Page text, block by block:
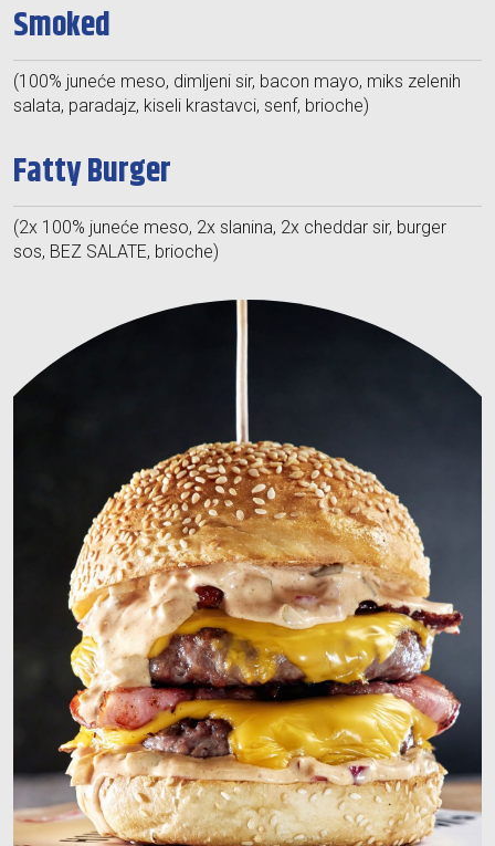
Smoked
(100% juneće meso, dimljeni sir, bacon mayo, miks zelenih
salata, paradajz, kiseli krastavci, senf, brioche)
Fatty Burger
(2x 100% juneće meso, 2x slanina, 2x cheddar sir, burger
sos, BEZ SALATE, brioche)